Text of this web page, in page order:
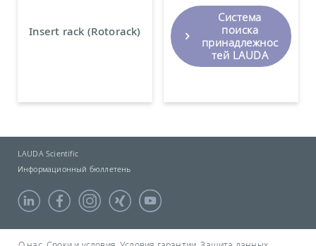
Insert rack (Rotorack)
Система
поиска
принадлежнос
тей LAUDA
LAUDA Scientific
Информационный бюллетень